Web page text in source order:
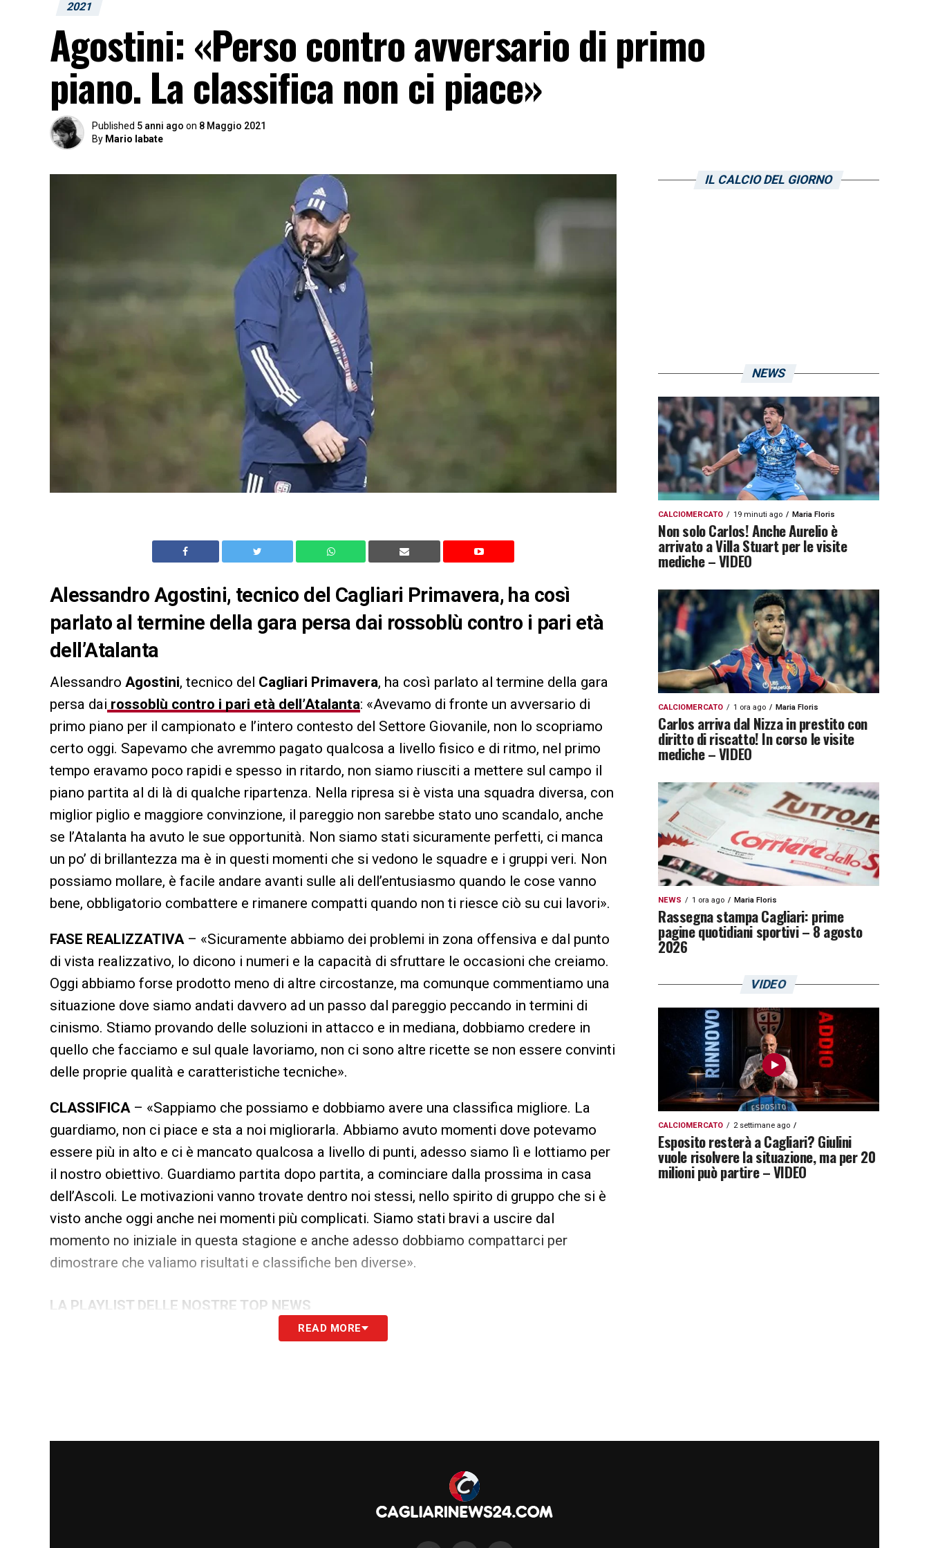
2021
Agostini: «Perso contro avversario di primo
piano. La classifica non ci piace»
Published 5 anni ago on 8 Maggio 2021
By Mario labate
Alessandro Agostini, tecnico del Cagliari Primavera, ha così
parlato al termine della gara persa dai rossoblù contro i pari età
dell’Atalanta
Alessandro Agostini, tecnico del Cagliari Primavera, ha così parlato al termine della gara
persa dai rossoblù contro i pari età dell’Atalanta: «Avevamo di fronte un avversario di
primo piano per il campionato e l’intero contesto del Settore Giovanile, non lo scopriamo
certo oggi. Sapevamo che avremmo pagato qualcosa a livello fisico e di ritmo, nel primo
tempo eravamo poco rapidi e spesso in ritardo, non siamo riusciti a mettere sul campo il
piano partita al di là di qualche ripartenza. Nella ripresa si è vista una squadra diversa, con
miglior piglio e maggiore convinzione, il pareggio non sarebbe stato uno scandalo, anche
se l’Atalanta ha avuto le sue opportunità. Non siamo stati sicuramente perfetti, ci manca
un po’ di brillantezza ma è in questi momenti che si vedono le squadre e i gruppi veri. Non
possiamo mollare, è facile andare avanti sulle ali dell’entusiasmo quando le cose vanno
bene, obbligatorio combattere e rimanere compatti quando non ti riesce ciò su cui lavori».
FASE REALIZZATIVA– «Sicuramente abbiamo dei problemi in zona offensiva e dal punto
di vista realizzativo, lo dicono i numeri e la capacità di sfruttare le occasioni che creiamo.
Oggi abbiamo forse prodotto meno di altre circostanze, ma comunque commentiamo una
situazione dove siamo andati davvero ad un passo dal pareggio peccando in termini di
cinismo. Stiamo provando delle soluzioni in attacco e in mediana, dobbiamo credere in
quello che facciamo e sul quale lavoriamo, non ci sono altre ricette se non essere convinti
delle proprie qualità e caratteristiche tecniche».
CLASSIFICA– «Sappiamo che possiamo e dobbiamo avere una classifica migliore. La
guardiamo, non ci piace e sta a noi migliorarla. Abbiamo avuto momenti dove potevamo
essere più in alto e ci è mancato qualcosa a livello di punti, adesso siamo lì e lottiamo per
il nostro obiettivo. Guardiamo partita dopo partita, a cominciare dalla prossima in casa
dell’Ascoli. Le motivazioni vanno trovate dentro noi stessi, nello spirito di gruppo che si è
visto anche oggi anche nei momenti più complicati. Siamo stati bravi a uscire dal
momento no iniziale in questa stagione e anche adesso dobbiamo compattarci per
dimostrare che valiamo risultati e classifiche ben diverse».
LA PLAYLIST DELLE NOSTRE TOP NEWS
READ MORE
IL CALCIO DEL GIORNO
NEWS
CALCIOMERCATO 19 minuti ago Maria Floris
Non solo Carlos! Anche Aurelio è
arrivato a Villa Stuart per le visite
mediche – VIDEO
CALCIOMERCATO 1 ora ago Maria Floris
Carlos arriva dal Nizza in prestito con
diritto di riscatto! In corso le visite
mediche – VIDEO
NEWS 1 ora ago Maria Floris
Rassegna stampa Cagliari: prime
pagine quotidiani sportivi – 8 agosto
2026
VIDEO
CALCIOMERCATO 2 settimane ago
Esposito resterà a Cagliari? Giulini
vuole risolvere la situazione, ma per 20
milioni può partire – VIDEO